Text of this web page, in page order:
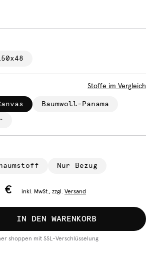
Stoffe im Vergleich
Baumwoll-Panama
Nur Bezug
€ inkl. MwSt., zzgl. Versand
IN DEN WARENKORB
shoppen mit SSL-Verschlüsselung